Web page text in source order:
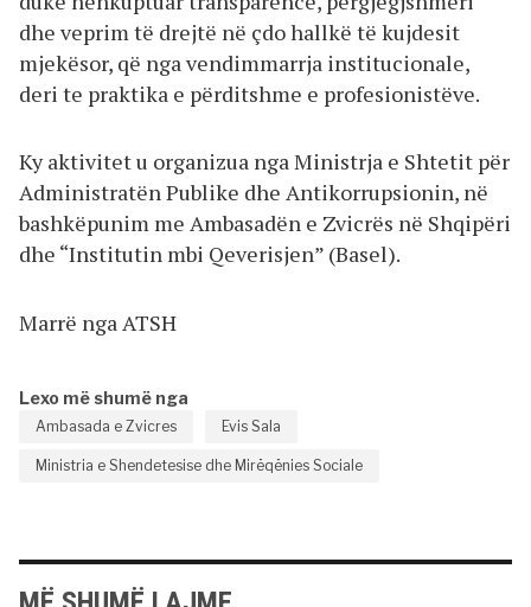
dhe veprim të drejtë në çdo hallkë të kujdesit
mjekësor, që nga vendimmarrja institucionale,
deri te praktika e përditshme e profesionistëve.
Ky aktivitet u organizua nga Ministrja e Shtetit për
Administratën Publike dhe Antikorrupsionin, në
bashkëpunim me Ambasadën e Zvicrës në Shqipëri
dhe “Institutin mbi Qeverisjen” (Basel).
Marrë nga ATSH
Lexo më shumë nga
Ambasada e Zvicres Evis Sala
Ministria e Shendetesise dhe Mirëqënies Sociale